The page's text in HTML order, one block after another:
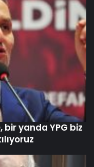
bir yanda YPG biz